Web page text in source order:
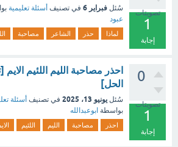
تصويتات
1
إجابة
سُئل فبراير 6 في تصنيف أسئلة تعليمية
عبود
لماذا حذر الشاعر مصاحبة
0
تصويتات
1
إجابة
احذر مصاحبة الليم اللئيم الايم
الحل]
سُئل يونيو 13، 2025 في تصنيف أسئلة
بواسطة ابوعبدالله
احذر مصاحبة الليم اللئيم